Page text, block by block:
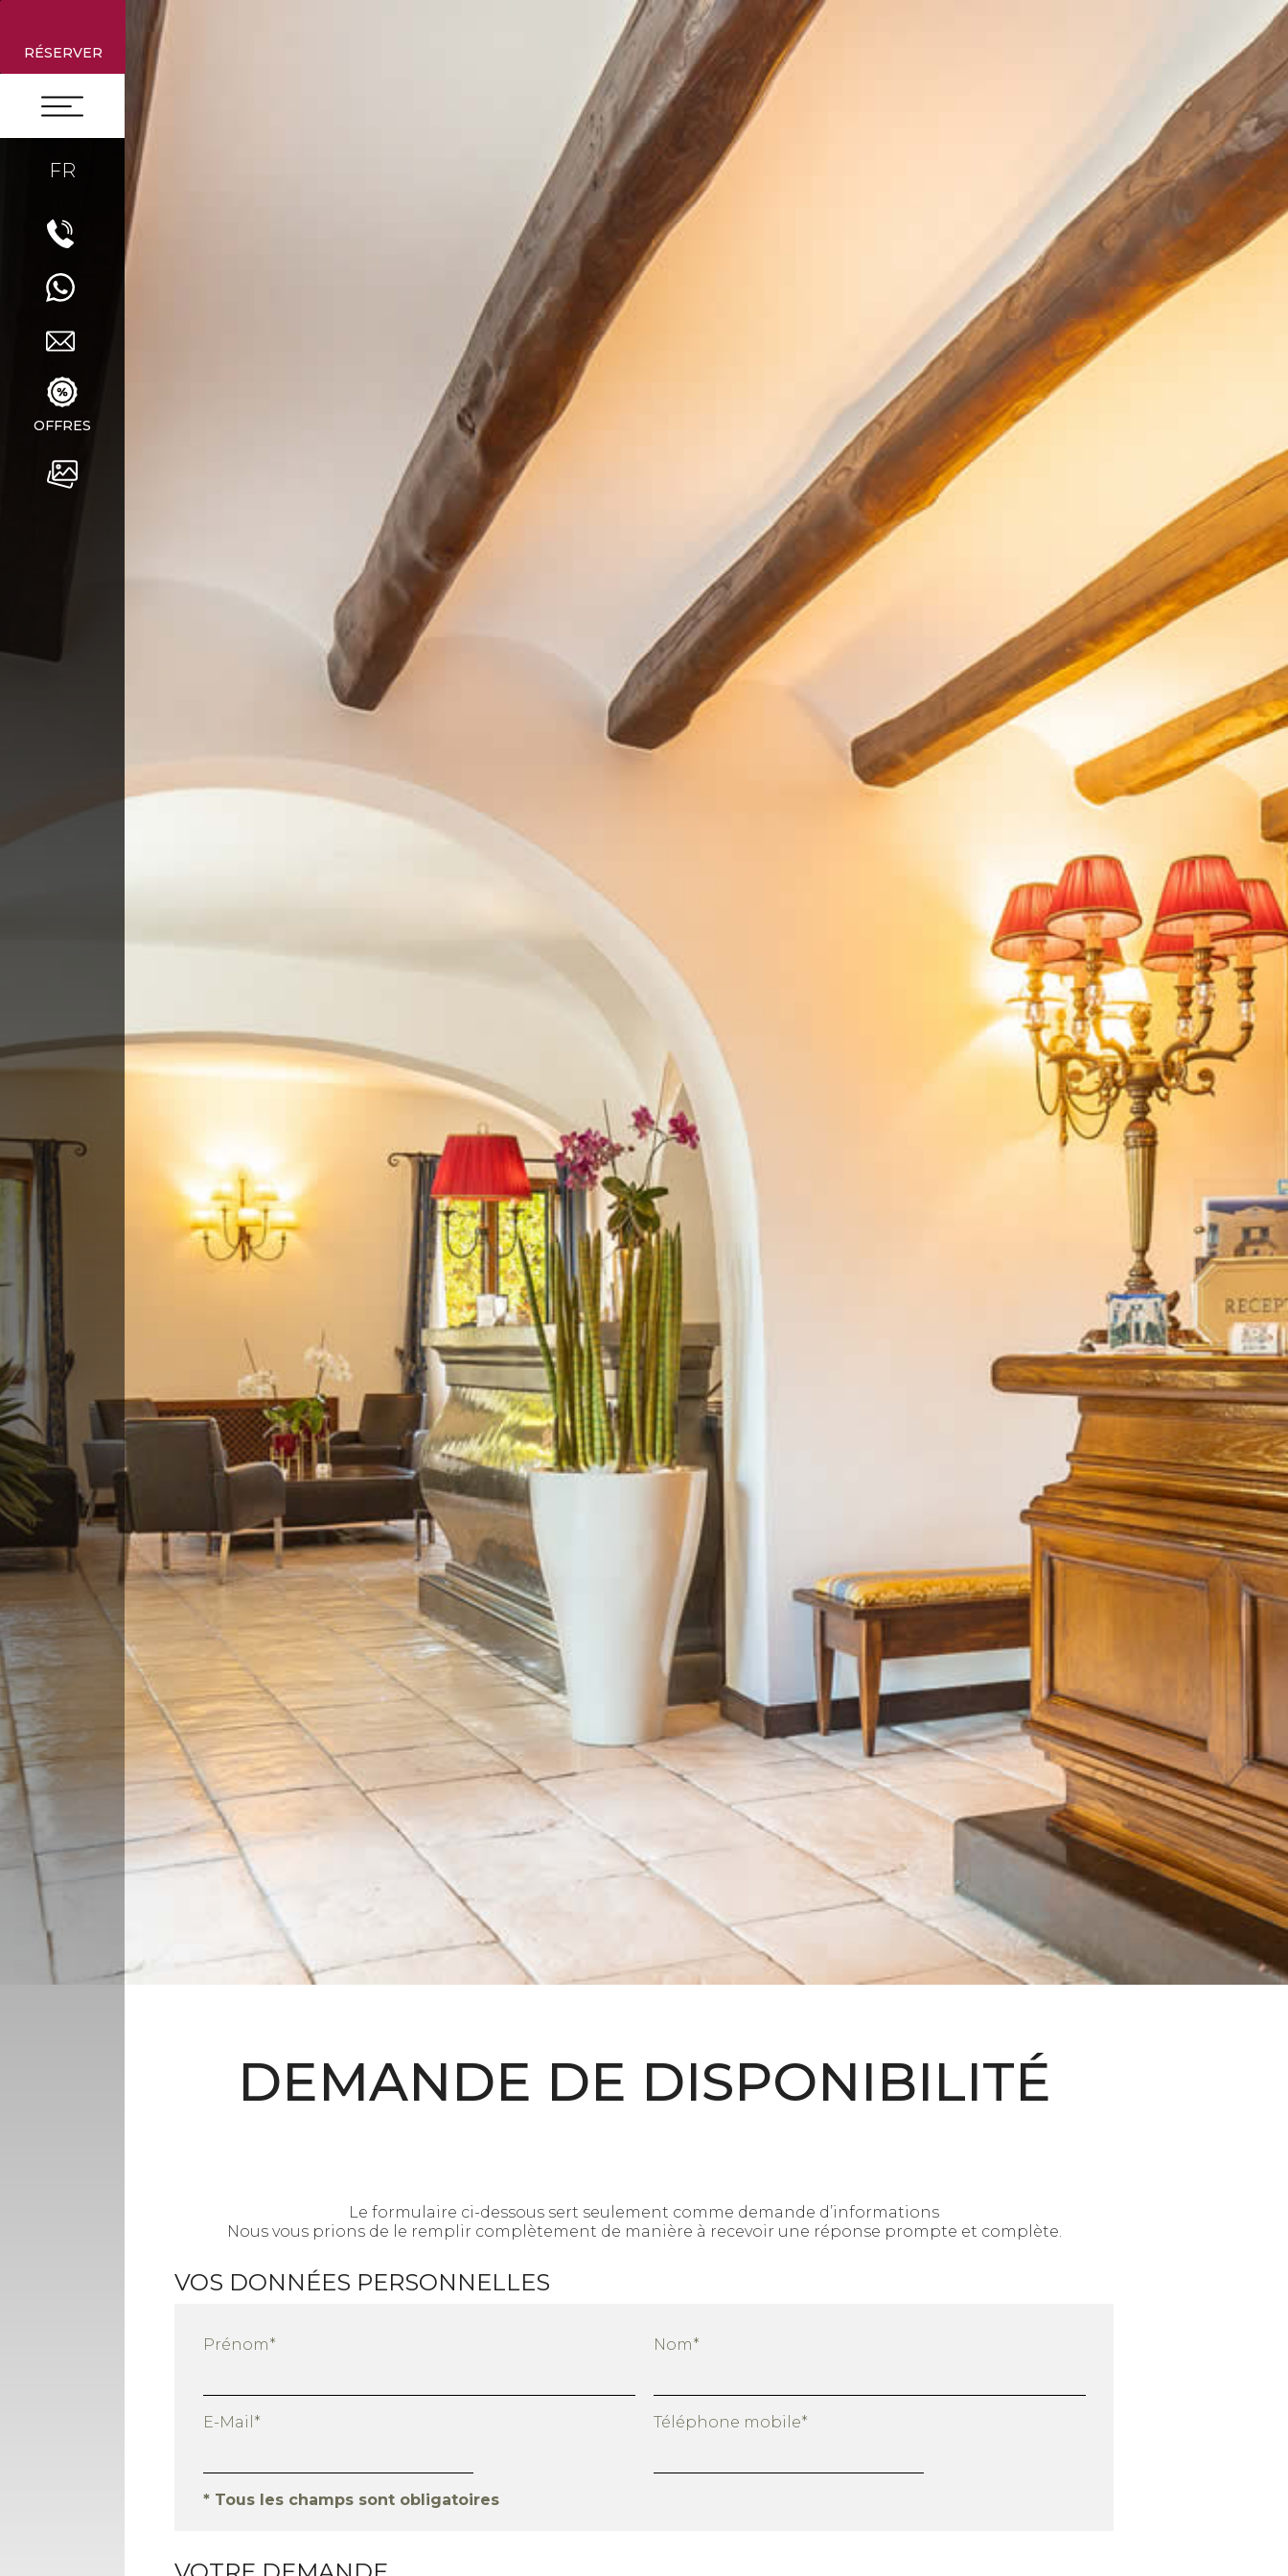
RÉSERVER
FR
OFFRES
DEMANDE DE DISPONIBILITÉ
Le formulaire ci-dessous sert seulement comme demande d’informations
Nous vous prions de le remplir complètement de manière à recevoir une réponse prompte et complète.
VOS DONNÉES PERSONNELLES
Prénom* Nom*
E-Mail* Téléphone mobile*
* Tous les champs sont obligatoires